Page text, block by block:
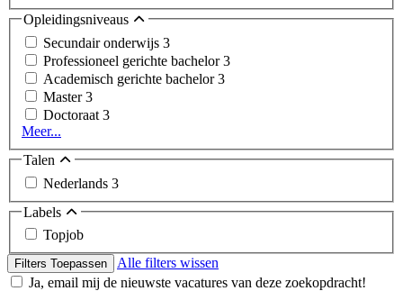
Opleidingsniveaus
Secundair onderwijs 3
Professioneel gerichte bachelor3
Academisch gerichte bachelor3
Master3
Doctoraat 3
Meer...
Talen
Nederlands 3
Labels
Topjob
Filters Toepassen
Alle filters wissen
Ja, email mij de nieuwste vacatures van deze zoekopdracht!